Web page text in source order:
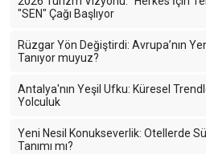
"SEN" Çağı Başlıyor
Rüzgar Yön Değiştirdi: Avrupa’nın
Tanıyor muyuz?
Antalya'nın Yeşil Ufku: Küresel
Yolculuk
Yeni Nesil Konukseverlik: Otellerde
Tanımı mı?